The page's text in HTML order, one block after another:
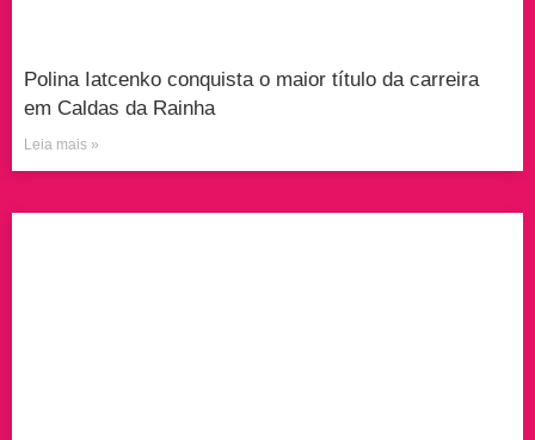
Polina Iatcenko conquista o maior título da carreira
em Caldas da Rainha
Leia mais »